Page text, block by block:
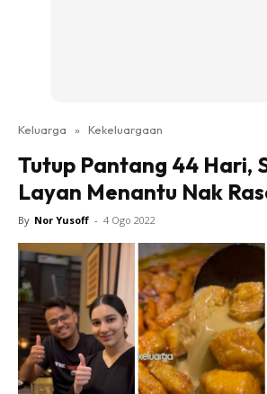
Keluarga » Kekeluargaan
Tutup Pantang 44 Hari,
Layan Menantu Nak
By Nor Yusoff - 4 Ogo 2022